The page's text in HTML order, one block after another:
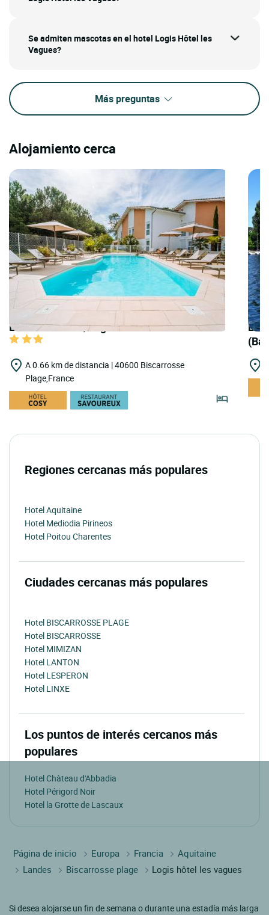
Se admiten mascotas en el hotel Logis Hôtel les
Vagues?
Más preguntas
Alojamiento cerca
LOGIS HOTELS | Logis Hôtel la Forestière
A 0.66 km de distancia | 40600 Biscarrosse
Plage,France
Regiones cercanas más populares
Hotel Aquitaine
Hotel Mediodia Pirineos
Hotel Poitou Charentes
Ciudades cercanas más populares
Hotel BISCARROSSE PLAGE
Hotel BISCARROSSE
Hotel MIMIZAN
Hotel LANTON
Hotel LESPERON
Hotel LINXE
Los puntos de interés cercanos más
populares
Hotel Chàteau d'Abbadia
Hotel Périgord Noir
Hotel la Grotte de Lascaux
Página de inicio Europa Francia
Aquitaine
Landes
Biscarrosse plage Logis hôtel les vagues
Si desea alojarse un fin de semana o durante una estadía más larga